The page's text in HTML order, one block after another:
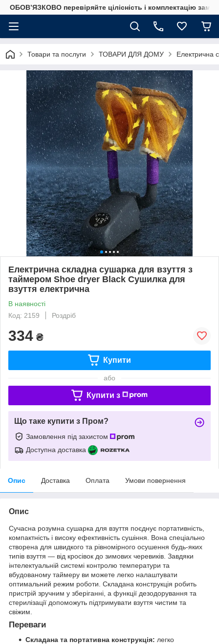
ОБОВ’ЯЗКОВО перевіряйте цілісність і комплектацію
Товари та послуги ТОВАРИ ДЛЯ ДОМУ Електрична
Електрична складна сушарка для взуття з
таймером Shoe dryer Black Сушилка для
взуття електрична
В наявності
Код: 2159
Роздріб
334 ₴
Купити
або
Купити з
Що таке купити з Пром?
Замовлення під захистом
Доступна доставка
Опис Доставка Оплата Умови повернення
Опис
Сучасна розумна сушарка для взуття поєднує портативність,
компактність і високу ефективність сушіння. Вона спеціально
створена для швидкого та рівномірного осушення будь-яких
типів взуття — від кросівок до зимових черевиків. Завдяки
інтелектуальній системі контролю температури та
вбудованому таймеру ви можете легко налаштувати
оптимальний режим роботи. Складана конструкція робить
пристрій зручним у зберіганні, а функції дезодорування та
стерилізації допоможуть підтримувати взуття чистим та
свіжим.
Переваги
Складана та портативна конструкція: легко